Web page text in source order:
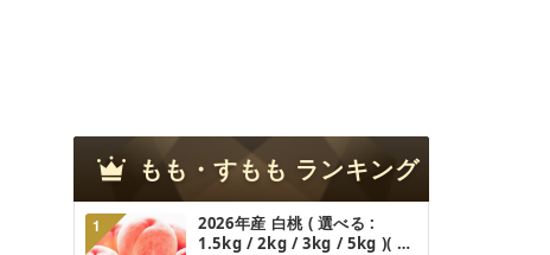
もも・すもも ランキング
1
2026年産 白桃 ( 選べる :
1.5kg / 2kg / 3kg / 5kg )( 柔